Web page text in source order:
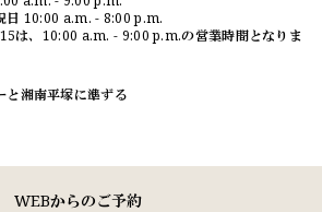
日 10:00 a.m. - 8:00 p.m.
は、10:00 a.m. - 9:00 p.m.の営業時間となりま
と湘南平塚に準ずる
WEBからのご予約